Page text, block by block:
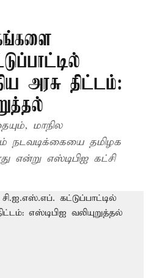
அரசு திட்டம்:
மாநில
நடவடிக்கையை தமிழக
என்று எஸ்டிபிஐ கட்சி